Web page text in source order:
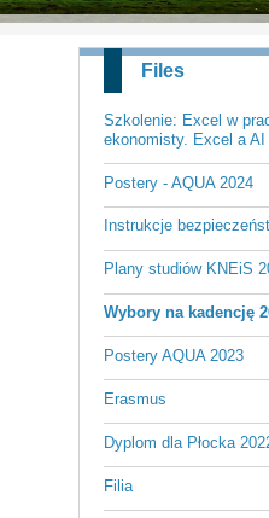
Files
Szkolenie: Excel w
ekonomisty. Excel a AI
Postery - AQUA 2024
Instrukcje
Plany studiów KNEiS
Wybory na kadencję
Postery AQUA 2023
Erasmus
Dyplom dla Płocka
Filia